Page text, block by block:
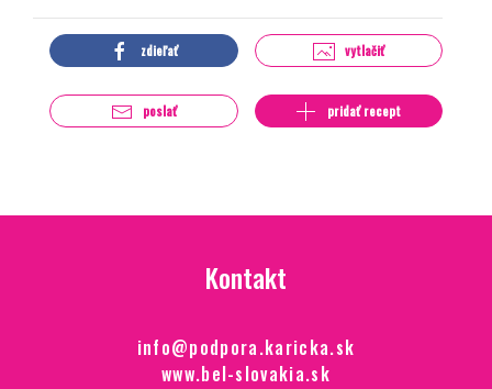
zdieľať vytlačiť
poslať pridať recept
Kontakt
info@podpora.karicka.sk
www.bel-slovakia.sk